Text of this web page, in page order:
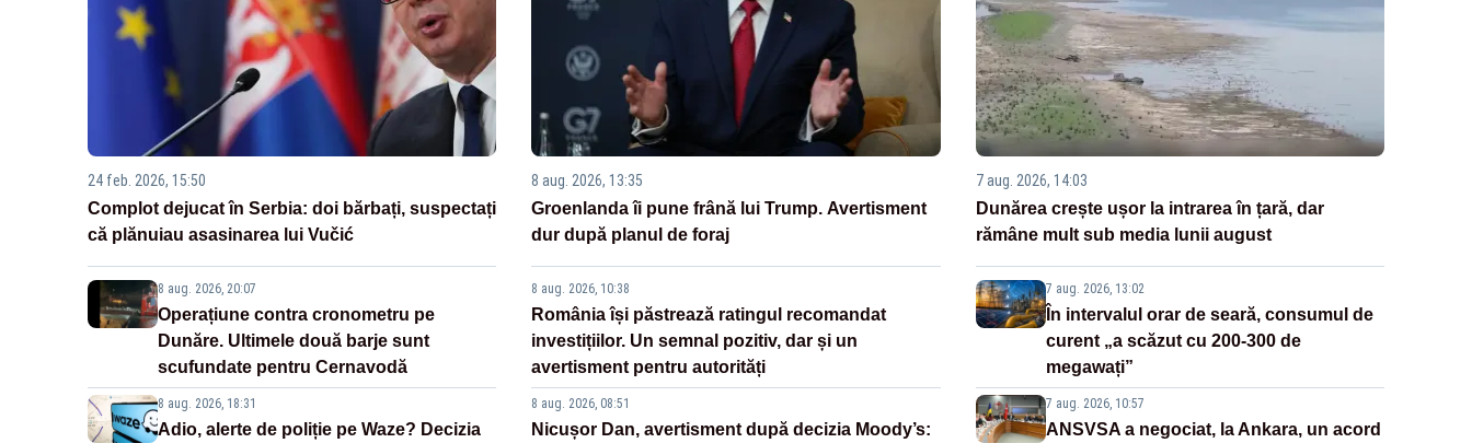
24 feb. 2026, 15:50
Complot dejucat în Serbia: doi bărbați, suspectați
că plănuiau asasinarea lui Vučić
8 aug. 2026, 20:07
Operațiune contra cronometru pe
Dunăre. Ultimele două barje sunt
scufundate pentru Cernavodă
8 aug. 2026, 18:31
Adio, alerte de poliție pe Waze? Decizia
8 aug. 2026, 13:35
Groenlanda îi pune frână lui Trump. Avertisment
dur după planul de foraj
8 aug. 2026, 10:38
România își păstrează ratingul recomandat
investițiilor. Un semnal pozitiv, dar și un
avertisment pentru autorități
8 aug. 2026, 08:51
Nicușor Dan, avertisment după decizia Moody’s:
7 aug. 2026, 14:03
Dunărea crește ușor la intrarea în țară, dar
rămâne mult sub media lunii august
7 aug. 2026, 13:02
În intervalul orar de seară, consumul de
curent „a scăzut cu 200-300 de
megawați”
7 aug. 2026, 10:57
ANSVSA a negociat, la Ankara, un acord